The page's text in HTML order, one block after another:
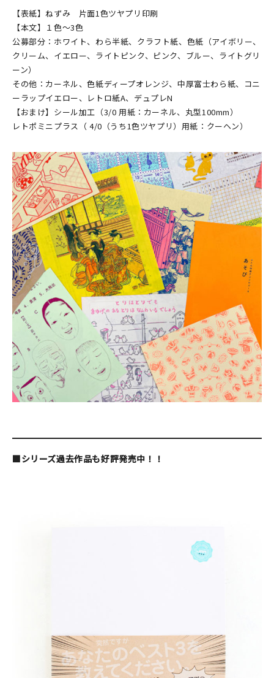
【表紙】ねずみ 片面1色ツヤプリ印刷
【本文】１色～3色
公募部分：ホワイト、わら半紙、クラフト紙、色紙（アイボリー、
クリーム、イエロー、ライトピンク、ピンク、ブルー、ライトグリ
ーン）
その他：カーネル、色紙ディープオレンジ、中厚富士わら紙、コニ
ーラップイエロー、レトロ紙A、デュプレN
【おまけ】シール加工（3/0 用紙：カーネル、丸型100mm）
レトポミニプラス（ 4/0（うち1色ツヤプリ）用紙：クーヘン）
■シリーズ過去作品も好評発売中！！